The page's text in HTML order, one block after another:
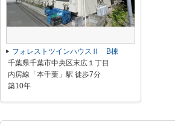
フォレストツインハウスⅡ B棟
千葉県千葉市中央区末広１丁目
内房線「本千葉」駅 徒歩7分
築10年